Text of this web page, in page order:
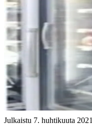
Julkaistu 7. huhtikuuta 2021